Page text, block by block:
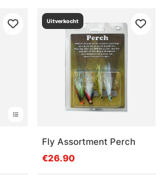
Uitverkocht
Fly Assortment Perch
€26.90